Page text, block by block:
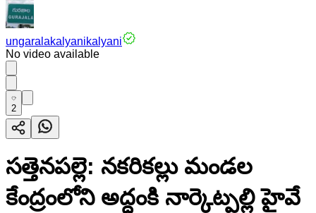
ungaralakalyanikalyani
No video available
2
సత్తెనపల్లె: నకరికల్లు మండల
కేంద్రంలోని అద్దంకి నార్కెట్పల్లి హైవే